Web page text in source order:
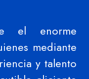
el enorme
mediante
y talento